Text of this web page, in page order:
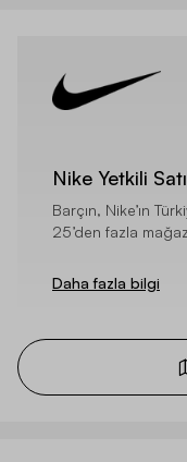
Nike Yetkili
Barçın, Nike’ın
25’den fazla
Daha fazla bilgi